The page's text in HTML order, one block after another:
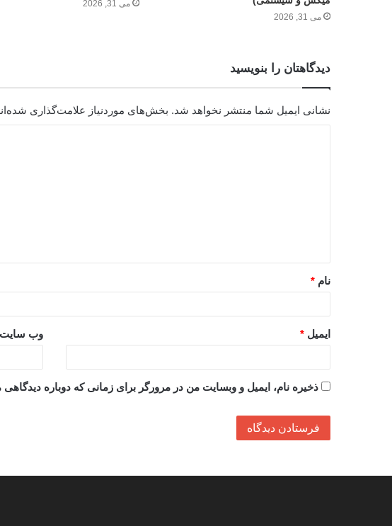
می 31, 2026
می 31, 2026
دیدگاهتان را بنویسید
نشانی ایمیل شما منتشر نخواهد شد. بخش‌های موردنیاز علامت‌گذاری
*
نام *
ایمیل * وب‌ سایت
ذخیره نام، ایمیل و وبسایت من در مرورگر برای زمانی که دوباره